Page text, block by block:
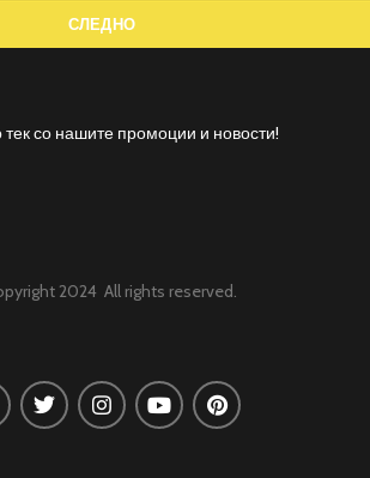
тек со нашите промоции и новости!
2024 All rights reserved.